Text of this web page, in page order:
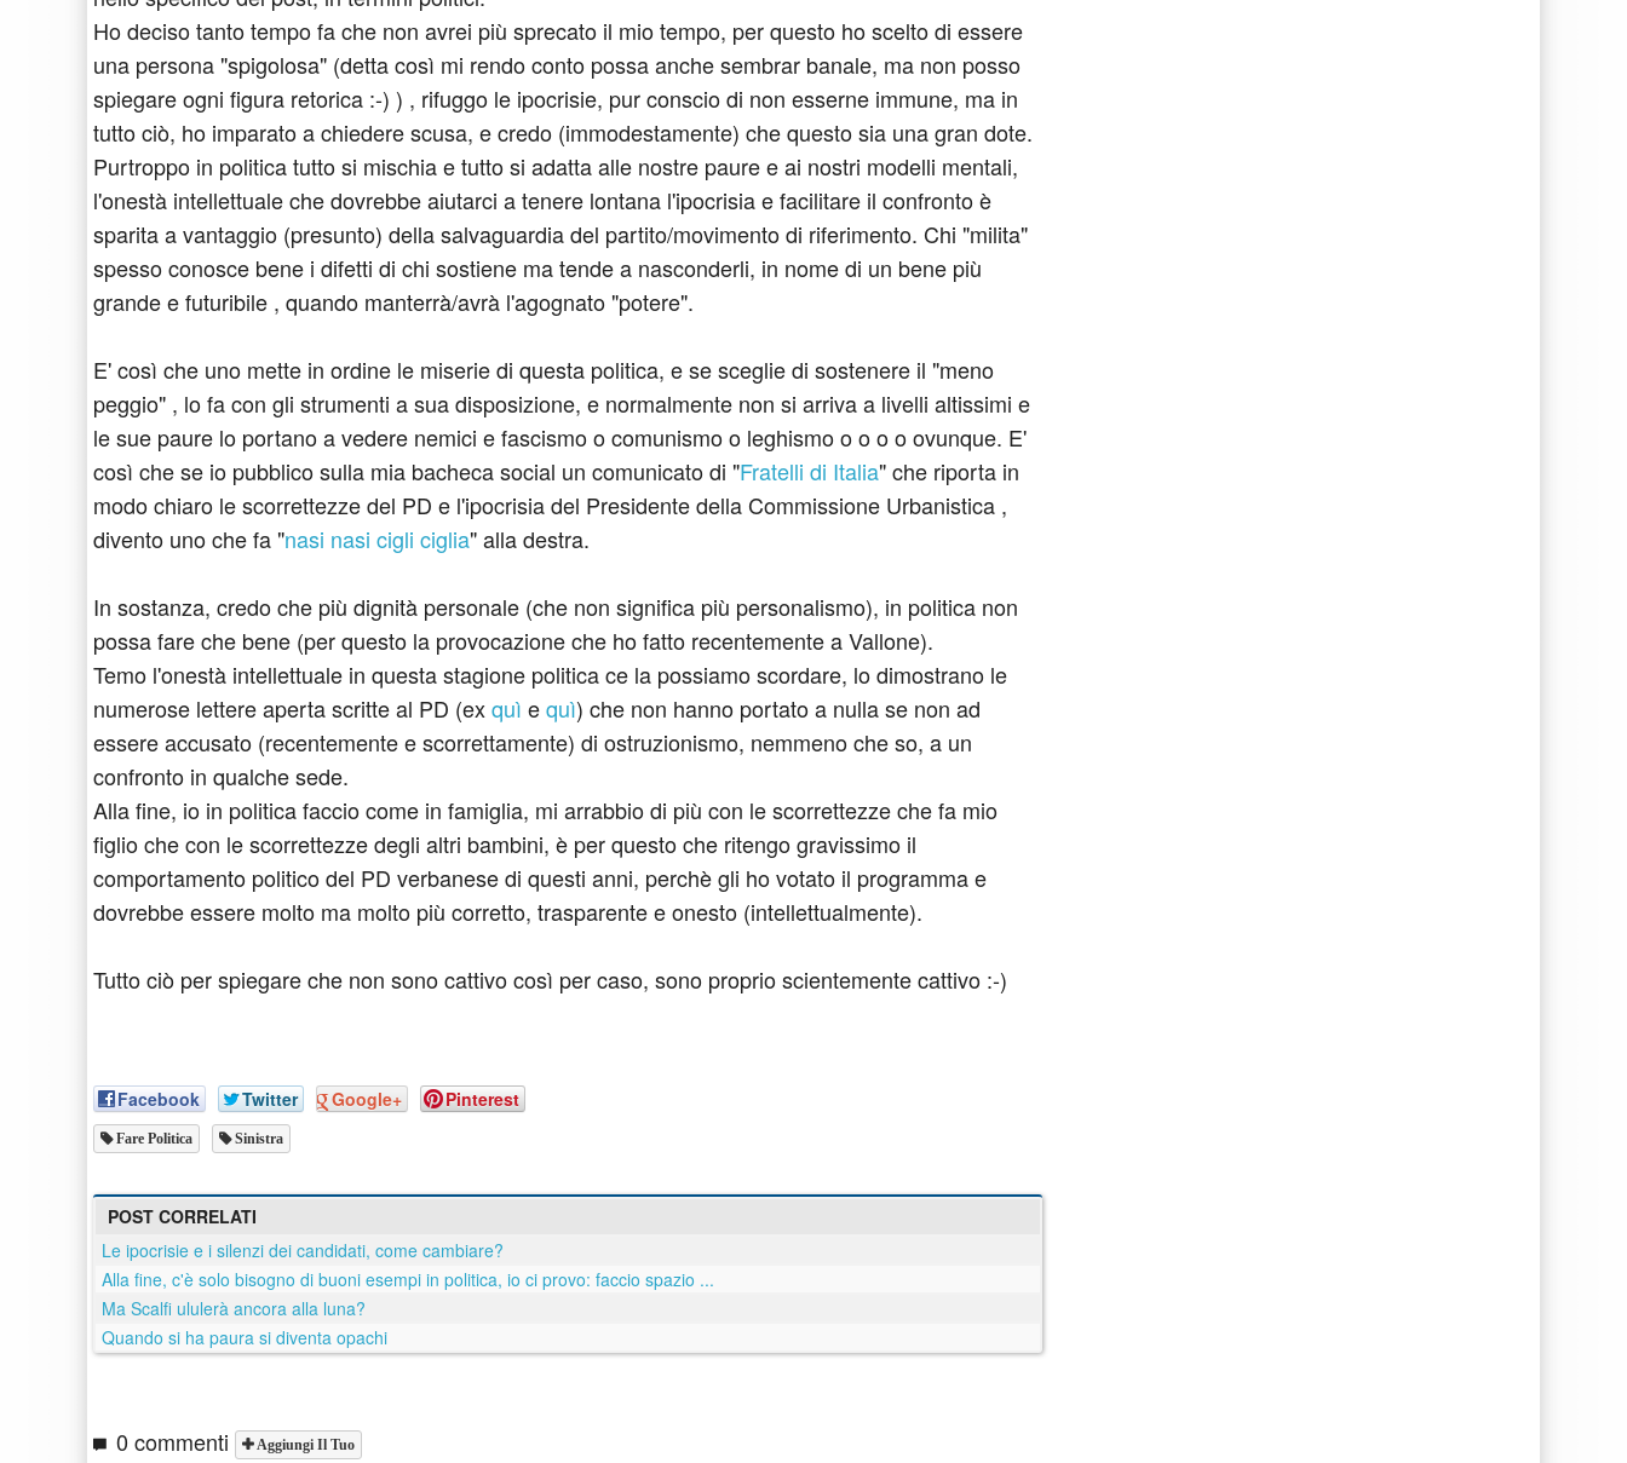
Ho deciso tanto tempo fa che non avrei più sprecato il mio tempo, per questo ho scelto di essere
una persona "spigolosa" (detta così mi rendo conto possa anche sembrar banale, ma non posso
spiegare ogni figura retorica :-) ) , rifuggo le ipocrisie, pur conscio di non esserne immune, ma in
tutto ciò, ho imparato a chiedere scusa, e credo (immodestamente) che questo sia una gran dote.
Purtroppo in politica tutto si mischia e tutto si adatta alle nostre paure e ai nostri modelli mentali,
l'onestà intellettuale che dovrebbe aiutarci a tenere lontana l'ipocrisia e facilitare il confronto è
sparita a vantaggio (presunto) della salvaguardia del partito/movimento di riferimento. Chi "milita"
spesso conosce bene i difetti di chi sostiene ma tende a nasconderli, in nome di un bene più
grande e futuribile , quando manterrà/avrà l'agognato "potere".
E' così che uno mette in ordine le miserie di questa politica, e se sceglie di sostenere il "meno
peggio" , lo fa con gli strumenti a sua disposizione, e normalmente non si arriva a livelli altissimi e
le sue paure lo portano a vedere nemici e fascismo o comunismo o leghismo o o o o ovunque. E'
così che se io pubblico sulla mia bacheca social un comunicato di "Fratelli di Italia" che riporta in
modo chiaro le scorrettezze del PD e l'ipocrisia del Presidente della Commissione Urbanistica ,
divento uno che fa "nasi nasi cigli ciglia" alla destra.
In sostanza, credo che più dignità personale (che non significa più personalismo), in politica non
possa fare che bene (per questo la provocazione che ho fatto recentemente a Vallone).
Temo l'onestà intellettuale in questa stagione politica ce la possiamo scordare, lo dimostrano le
numerose lettere aperta scritte al PD (exquì equì) che non hanno portato a nulla se non ad
essere accusato (recentemente e scorrettamente) di ostruzionismo, nemmeno che so, a un
confronto in qualche sede.
Alla fine, io in politica faccio come in famiglia, mi arrabbio di più con le scorrettezze che fa mio
figlio che con le scorrettezze degli altri bambini, è per questo che ritengo gravissimo il
comportamento politico del PD verbanese di questi anni, perchè gli ho votato il programma e
dovrebbe essere molto ma molto più corretto, trasparente e onesto (intellettualmente).
Tutto ciò per spiegare che non sono cattivo così per caso, sono proprio scientemente cattivo :-)
Facebook Twitter Google+ Pinterest
Fare Politica Sinistra
POST CORRELATI
Le ipocrisie e i silenzi dei candidati, come cambiare?
Alla fine, c'è solo bisogno di buoni esempi in politica, io ci provo: faccio spazio ...
Ma Scalfi ululerà ancora alla luna?
Quando si ha paura si diventa opachi
0 commenti Aggiungi Il Tuo